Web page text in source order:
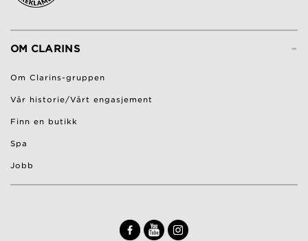
-
OM CLARINS
Om Clarins-gruppen
Vår historie/Vårt engasjement
Finn en butikk
Spa
Jobb